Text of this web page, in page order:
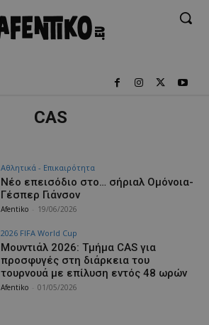
CAS
Αθλητικά - Επικαιρότητα
Νέο επεισόδιο στο… σήριαλ Ομόνοια-
Γέσπερ Γιάνσον
Afentiko 19/06/2026
2026 FIFA World Cup
Μουντιάλ 2026: Τμήμα CAS για
προσφυγές στη διάρκεια του
τουρνουά με επίλυση εντός 48 ωρών
Afentiko 01/05/2026